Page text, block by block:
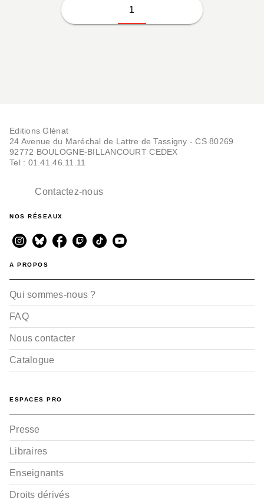
1
Editions Glénat
24 Avenue du Maréchal de Lattre de Tassigny - CS 80269
92772 BOULOGNE-BILLANCOURT CEDEX
Tel : 01.41.46.11.11
Contactez-nous
NOS RÉSEAUX
A PROPOS
Qui sommes-nous ?
FAQ
Nous contacter
Catalogue
ESPACES PRO
Presse
Libraires
Enseignants
Droits dérivés